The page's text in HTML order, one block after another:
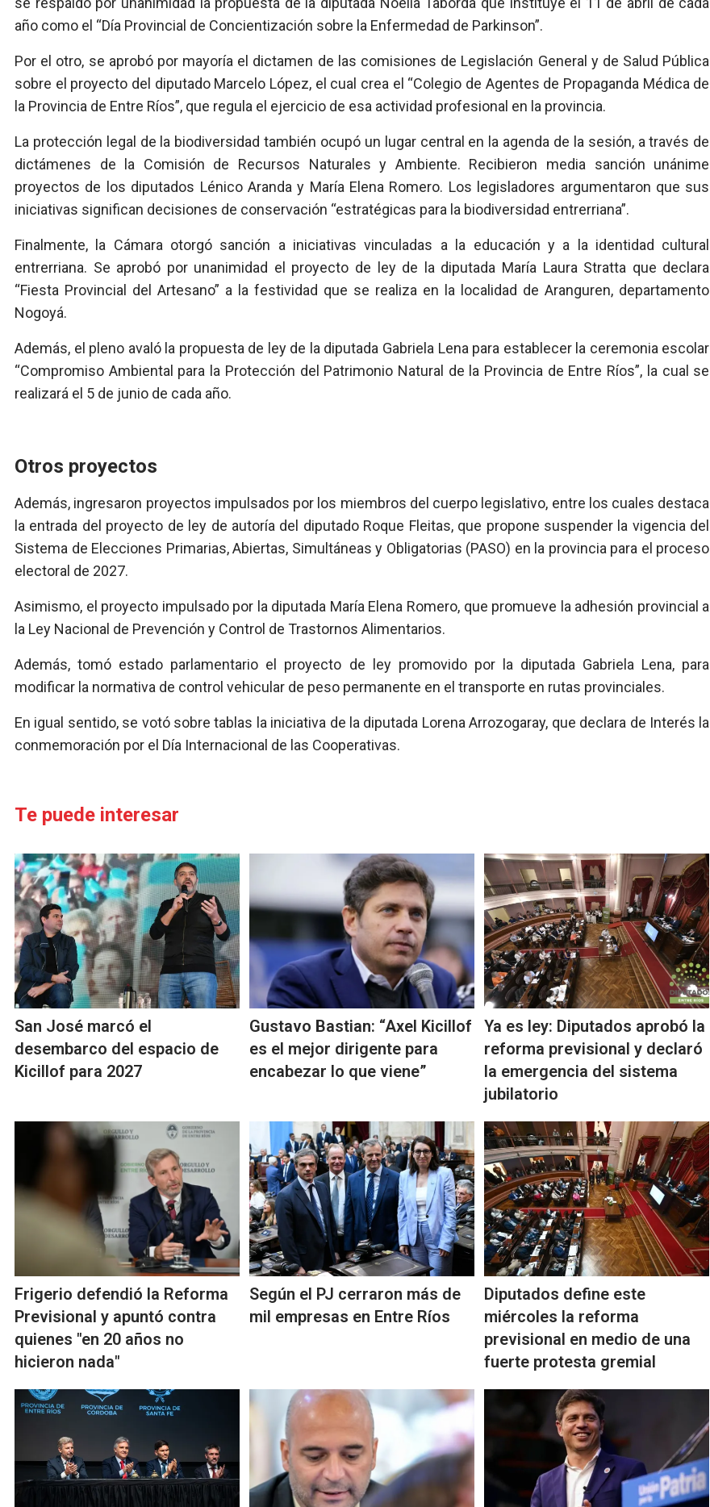
año como el “Día Provincial de Concientización sobre la Enfermedad de Parkinson”.
Por el otro, se aprobó por mayoría el dictamen de las comisiones de Legislación General y de Salud Pública
sobre el proyecto del diputado Marcelo López, el cual crea el “Colegio de Agentes de Propaganda Médica de
la Provincia de Entre Ríos”, que regula el ejercicio de esa actividad profesional en la provincia.
La protección legal de la biodiversidad también ocupó un lugar central en la agenda de la sesión, a través de
dictámenes de la Comisión de Recursos Naturales y Ambiente. Recibieron media sanción unánime
proyectos de los diputados Lénico Aranda y María Elena Romero. Los legisladores argumentaron que sus
iniciativas significan decisiones de conservación “estratégicas para la biodiversidad entrerriana”.
Finalmente, la Cámara otorgó sanción a iniciativas vinculadas a la educación y a la identidad cultural
entrerriana. Se aprobó por unanimidad el proyecto de ley de la diputada María Laura Stratta que declara
“Fiesta Provincial del Artesano” a la festividad que se realiza en la localidad de Aranguren, departamento
Nogoyá.
Además, el pleno avaló la propuesta de ley de la diputada Gabriela Lena para establecer la ceremonia escolar
“Compromiso Ambiental para la Protección del Patrimonio Natural de la Provincia de Entre Ríos”, la cual se
realizará el 5 de junio de cada año.
Otros proyectos
Además, ingresaron proyectos impulsados por los miembros del cuerpo legislativo, entre los cuales destaca
la entrada del proyecto de ley de autoría del diputado Roque Fleitas, que propone suspender la vigencia del
Sistema de Elecciones Primarias, Abiertas, Simultáneas y Obligatorias (PASO) en la provincia para el proceso
electoral de 2027.
Asimismo, el proyecto impulsado por la diputada María Elena Romero, que promueve la adhesión provincial a
la Ley Nacional de Prevención y Control de Trastornos Alimentarios.
Además, tomó estado parlamentario el proyecto de ley promovido por la diputada Gabriela Lena, para
modificar la normativa de control vehicular de peso permanente en el transporte en rutas provinciales.
En igual sentido, se votó sobre tablas la iniciativa de la diputada Lorena Arrozogaray, que declara de Interés la
conmemoración por el Día Internacional de las Cooperativas.
Te puede interesar
San José marcó el
desembarco del espacio de
Kicillof para 2027
Gustavo Bastian: “Axel Kicillof
es el mejor dirigente para
encabezar lo que viene”
Ya es ley: Diputados aprobó la
reforma previsional y declaró
la emergencia del sistema
jubilatorio
Frigerio defendió la Reforma
Previsional y apuntó contra
quienes "en 20 años no
hicieron nada"
Según el PJ cerraron más de
mil empresas en Entre Ríos
Diputados define este
miércoles la reforma
previsional en medio de una
fuerte protesta gremial